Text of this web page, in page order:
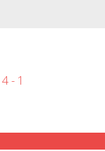
4 - 1